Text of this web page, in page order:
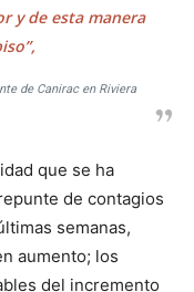
y de esta manera
de Canirac en Riviera
que se ha
de contagios
semanas,
aumento; los
del incremento